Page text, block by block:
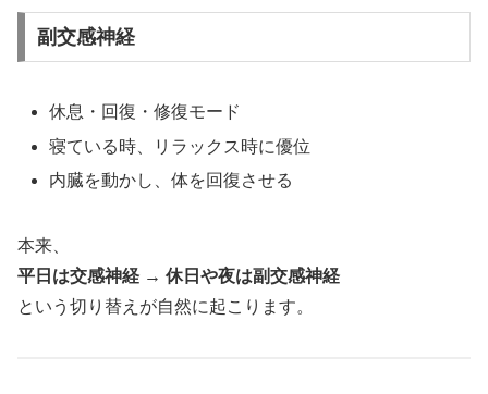
副交感神経
休息・回復・修復モード
寝ている時、リラックス時に優位
内臓を動かし、体を回復させる
本来、
平日は交感神経 → 休日や夜は副交感神経
という切り替えが自然に起こります。